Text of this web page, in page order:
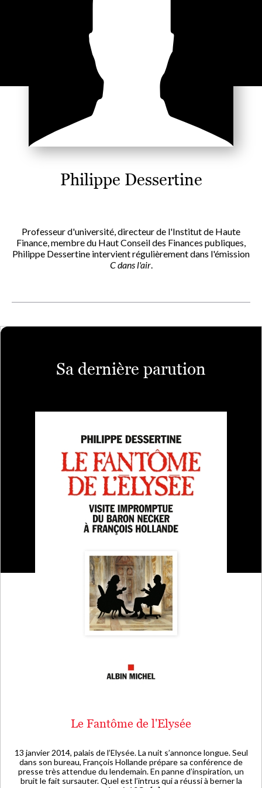
Philippe Dessertine
Professeur d'université, directeur de l'Institut de Haute
Finance, membre du Haut Conseil des Finances publiques,
Philippe Dessertine intervient régulièrement dans l'émission
C dans l'air.
Sa dernière parution
Le Fantôme de l'Elysée
13 janvier 2014, palais de l’Elysée. La nuit s’annonce longue. Seul
dans son bureau, François Hollande prépare sa conférence de
presse très attendue du lendemain. En panne d’inspiration, un
bruit le fait sursauter. Quel est l’intrus qui a réussi à berner la